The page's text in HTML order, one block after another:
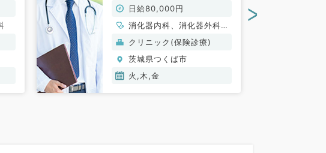
日より勤務可能です（消化
器外科／非常勤）
日給80,000円
消化器内科、消化器外科、
大腸・肛門外科
クリニック(保険診療)
茨城県つくば市
火,木,金
>